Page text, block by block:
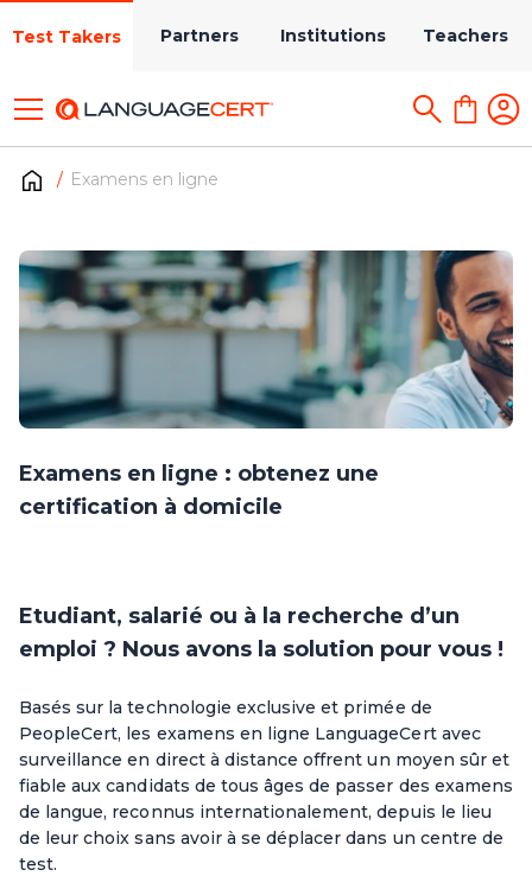
Test Takers Partners Institutions Teachers
Examens en ligne
Examens en ligne : obtenez une
certification à domicile
Etudiant, salarié ou à la recherche d’un
emploi ? Nous avons la solution pour vous !
Basés sur la technologie exclusive et primée de
PeopleCert, les examens en ligne LanguageCert avec
surveillance en direct à distance offrent un moyen sûr et
fiable aux candidats de tous âges de passer des examens
de langue, reconnus internationalement, depuis le lieu
de leur choix sans avoir à se déplacer dans un centre de
test.